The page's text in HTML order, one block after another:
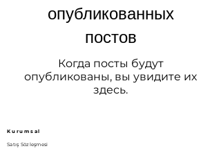
опубликованных
постов
Когда посты будут
опубликованы, вы увидите их
здесь.
Kurumsal
Satış Sözleşmesi